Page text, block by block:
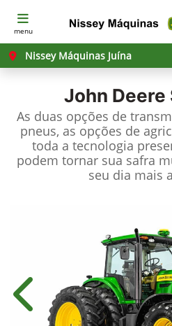
menu
Nissey Máquinas Juína
John Deere
As duas opções de
pneus, as opções de
toda a tecnologia
podem tornar sua safra
seu dia mais
Anterior